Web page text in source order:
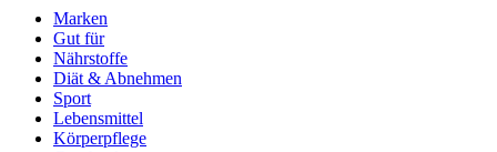
Marken
Gut für
Nährstoffe
Diät & Abnehmen
Sport
Lebensmittel
Körperpflege